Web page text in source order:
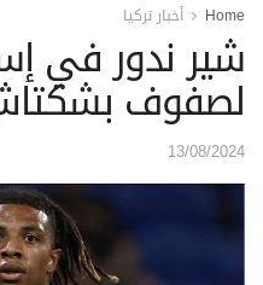
Home أخبار تركيا
شير ندور في
لصفوف
13/08/2024